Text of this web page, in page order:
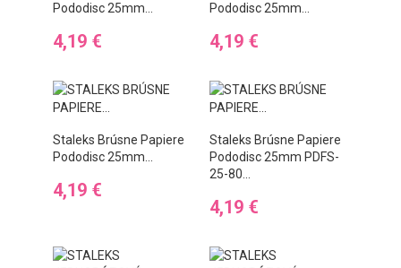
Pododisc 25mm...
Preis
4,19 €
Pododisc 25mm...
Preis
4,19 €
Staleks Brúsne Papiere
Pododisc 25mm...
Preis
4,19 €
Staleks Brúsne Papiere
Pododisc 25mm PDFS-
25-80...
Preis
4,19 €